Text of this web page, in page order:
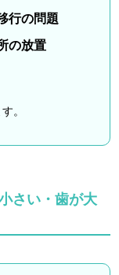
行の問題
の放置
。
さい・歯が大